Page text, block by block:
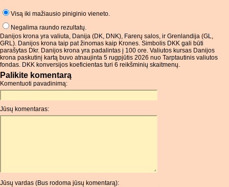
Visą iki mažiausio piniginio vieneto.
Negalima raundo rezultatų.
Danijos krona yra valiuta, Danija (DK, DNK), Farerų salos, ir Grenlandija (GL,
GRL). Danijos krona taip pat žinomas kaip Krones. Simbolis DKK gali būti
parašytas Dkr. Danijos krona yra padalintas į 100 ore. Valiutos kursas Danijos
krona paskutinį kartą buvo atnaujinta 5 rugpjūtis 2026 nuo Tarptautinis valiutos
fondas. DKK konversijos koeficientas turi 6 reikšminių skaitmenų.
Palikite komentarą
Komentuoti pavadinimą:
Jūsų komentaras:
Jūsų vardas (Bus rodoma jūsų komentarą):